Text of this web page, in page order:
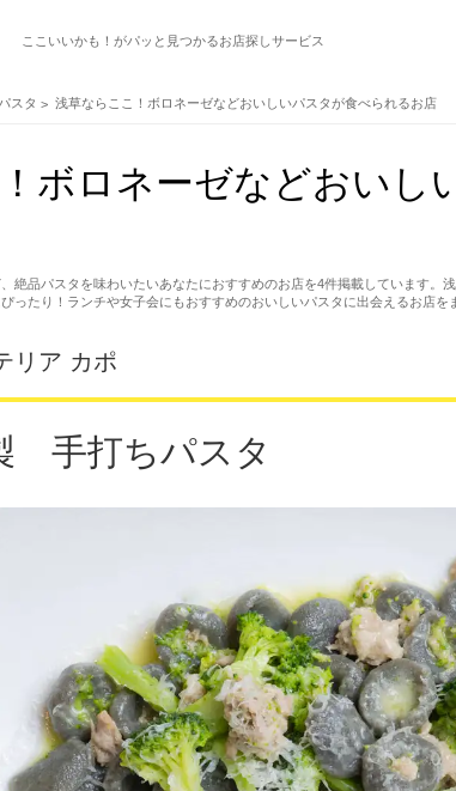
ここいいかも！がパッと見つかるお店探しサービス
パスタ 浅草ならここ！ボロネーゼなどおいしいパスタが食べられるお店
ボロネーゼなどおいし
絶品パスタを味わいたいあなたにおすすめのお店を4件掲載しています。
ったり！ランチや女子会にもおすすめのおいしいパスタに出会えるお店を
リア カポ
手打ちパスタ